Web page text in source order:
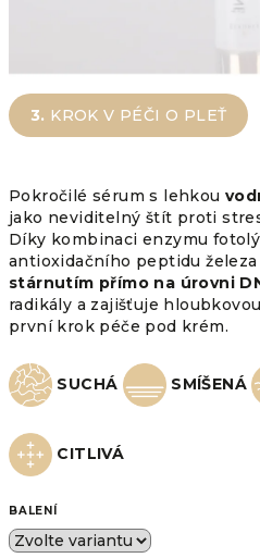
3. KROK V PÉČI O PLEŤ
Pokročilé sérum s lehkou
jako neviditelný štít proti
Díky kombinaci enzymu
antioxidačního peptidu
stárnutím přímo na úrovni
radikály a zajišťuje
první krok péče pod krém.
SUCHÁ SMÍŠENÁ
CITLIVÁ
BALENÍ